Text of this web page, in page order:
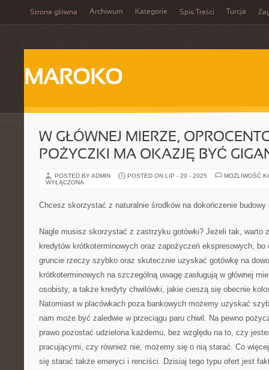
Strona główna Archiwum Kategorie Spis Treści Turcja
MAROKO
W GŁÓWNEJ MIERZE,
POŻYCZKI MA OKAZJĘ BYĆ
POSTED BY ADMIN POSTED ON LIP - 20 - 2025
MOŻLIWOŚĆ
WYŁĄCZONA
Chcesz skorzystać z naturalnie środków na dokończenie budowy
Nagle musisz skorzystać z zastrzyku gotówki? Jeżeli tak, warto
kredytów krótkoterminowych oraz zapożyczeń ekspresowych,
gruncie rzeczy szybko oraz skutecznie uzyskać gotówkę na
krótkoterminowych na szczególną uwagę zasługują w głównej
osobisty, a także kredyty chwilówki, jakie cieszą się obecnie
Natomiast w placówkach poza bankowych możemy uzyskać
nam może być zaledwie w przeciągu paru chwil. Na pewno
prawo pozostać udzielona każdemu, bez względu na to, czy
pracującymi, czy również nie, możemy się o nią starać. Co
się starać także emeryci i renciści. Dzisiaj tego typu ofert jest